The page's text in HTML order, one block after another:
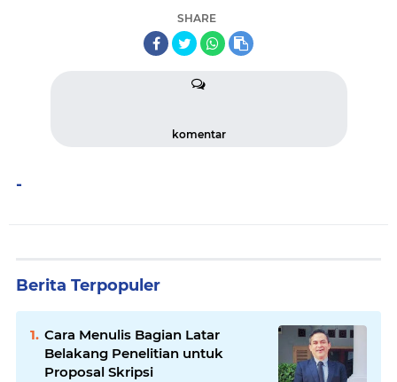
SHARE
komentar
-
Berita Terpopuler
Cara Menulis Bagian Latar
Belakang Penelitian untuk
Proposal Skripsi